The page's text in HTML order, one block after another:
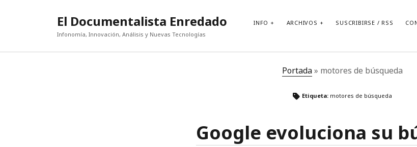
El Documentalista Enredado
Infonomía, Innovación, Análisis y Nuevas Tecnologías
INFO ARCHIVOS SUSCRIBIRSE / RSS
Portada» motores de búsqueda
Etiqueta: motores de búsqueda
Google evoluciona su